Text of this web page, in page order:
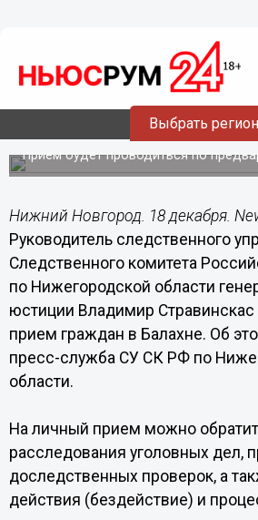
Выбрать регион
Руководитель СУ СК РФ по
Нижегородской области
Стравинскас проведет
Балахне 18 декабря
Прием будет проводиться по
Нижний Новгород. 18 декабря.
Руководитель следственного
Следственного комитета
по Нижегородской области
юстиции Владимир
прием граждан в Балахне. Об
пресс-служба СУ СК РФ по
области.
На личный прием можно
расследования уголовных дел,
доследственных проверок, а
действия (бездействие) и